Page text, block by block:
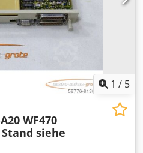
1 / 5
WF470
siehe